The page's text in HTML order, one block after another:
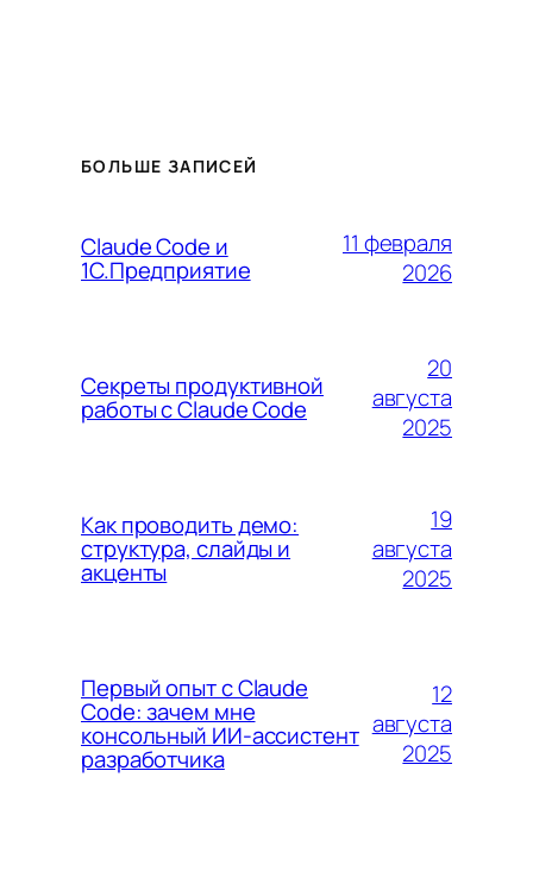
БОЛЬШЕ ЗАПИСЕЙ
Claude Code и
1С.Предприятие
11 февраля
2026
Секреты продуктивной
работы с Claude Code
20
августа
2025
Как проводить демо:
структура, слайды и
акценты
19
августа
2025
Первый опыт с Claude
Code: зачем мне
консольный ИИ-ассистент
разработчика
12
августа
2025